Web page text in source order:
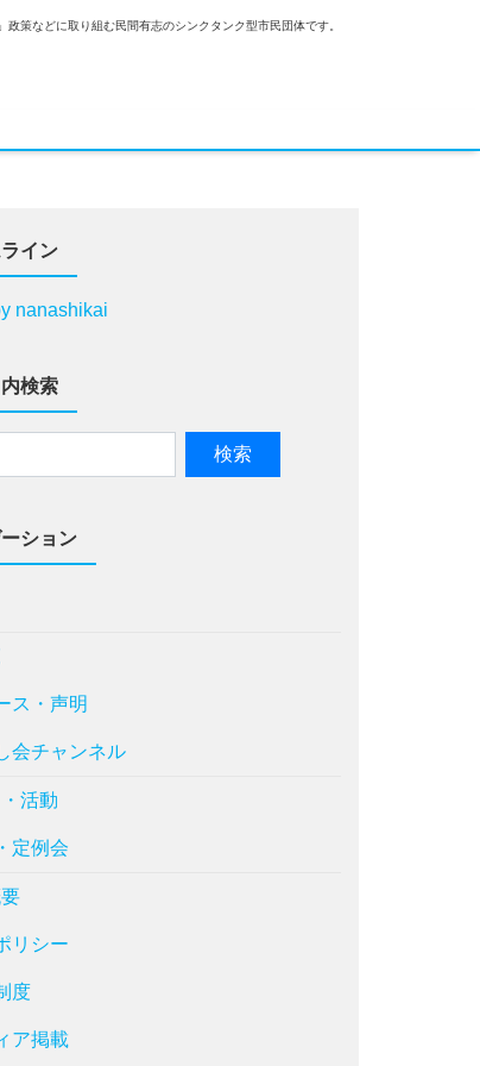
策などに取り組む民間有志のシンクタンク型市民団体です。
イン
nanashikai
検索
ション
ス・声明
会チャンネル
活動
定例会
リシー
度
ア掲載